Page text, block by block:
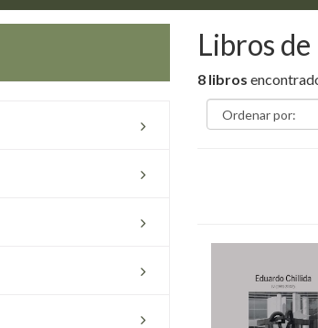
Libros
8 libros